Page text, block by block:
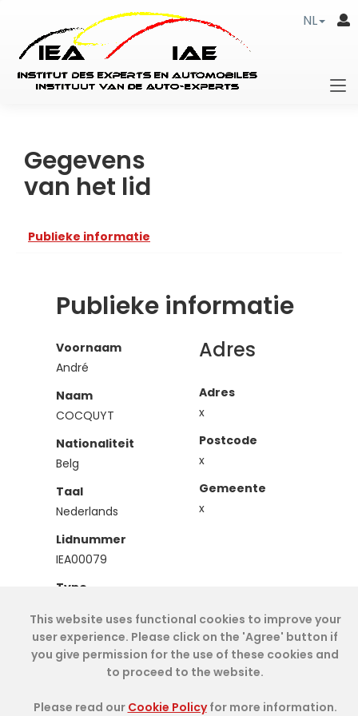
NL
Gegevens
van het lid
Publieke informatie
Publieke informatie
Voornaam
André
Naam
COCQUYT
Nationaliteit
Belg
Taal
Nederlands
Lidnummer
IEA00079
Type
Adres
Adres
x
Postcode
x
Gemeente
x
Cookie Policy- IAE-IEA2026-My Dashboard
This website uses functional cookies to improve your
user experience. Please click on the 'Agree' button if
you give permission for the use of these cookies and
to proceed to the website.
Please read our Cookie Policyfor more information.